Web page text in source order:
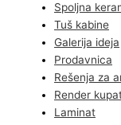
Spoljna
Tuš kabine
Galerija ideja
Prodavnica
Rešenja za
Render
Laminat